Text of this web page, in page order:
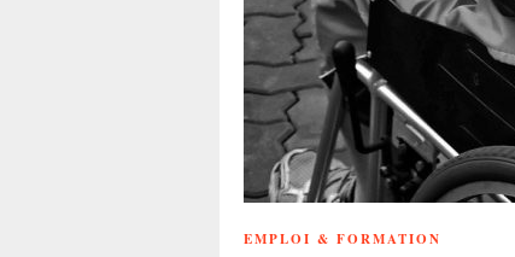
EMPLOI & FORMATION